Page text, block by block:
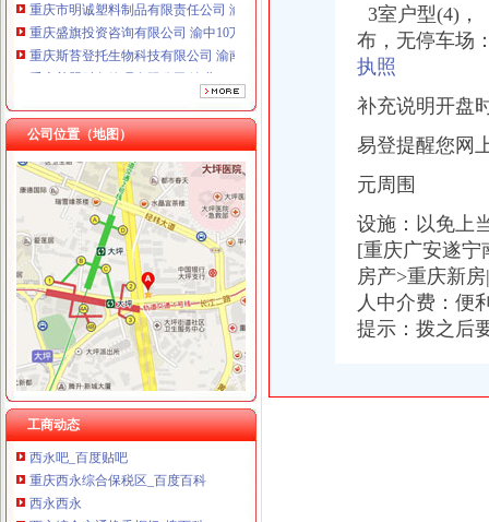
重庆盛旗投资咨询有限公司 渝中10万 （工商注册）
重庆斯苔登托生物科技有限公司 渝南10万 （工商注册）
重庆尊盟财务管理有限公司 渝北10万 （工商注册）
重庆德谋生产力促进中心有限公司 渝大10万 （工商注册）
重庆鸽牌电线电缆有限公司 渝北10010万 (进出口权)
重庆奕欣锦诚商贸有限公司 渝九50万 （工商注册）
重庆饰知广告传媒有限公司 渝中50万 （工商注册）
重庆全景信息技术有限公司 渝江 （工商注册）
重庆泰盛贷款咨询有限公司 渝高 （工商注册）
重庆汇泰贷款咨询有限公司科园路分公司 渝高 （工商注册）
重庆市明诚塑料制品有限责任公司 渝高100万 （进出口权）
重庆盛旗投资咨询有限公司 渝中10万 （工商注册）
重庆斯苔登托生物科技有限公司 渝南10万 （工商注册）
重庆尊盟财务管理有限公司 渝北10万 （工商注册）
重庆德谋生产力促进中心有限公司 渝大10万 （工商注册）
公司位置（地图）
工商动态
西永镇亲子_西永镇亲子游戏_西永镇亲子服务-58到家
西永火车站公交查询_西永火车站公交线路_西永火车站地图
西永房价网,2018西永房价走势图,惠州沙坪坝西永二手房价格-安居客
西永9号_重庆西永9号-房价|主力户型图|周边配套|价格走势-房多多新房
西永枢纽驾考中心
重庆西永微电子产业园区>>页
西永镇-搜百科
重庆西永房产网,重庆西永楼盘,2018年西永新开楼盘信息,西永新房
重庆西永
西永吧_百度贴吧
重庆西永综合保税区_百度百科
西永西永
西永综合交通换乘枢纽-搜百科
3室户型(4)
布，无停车场
执照
补充说明开盘
易登提醒您网
元周围
设施：以免上
[重庆广安遂宁
房产>重庆新
人中介费：便
提示：拨之后